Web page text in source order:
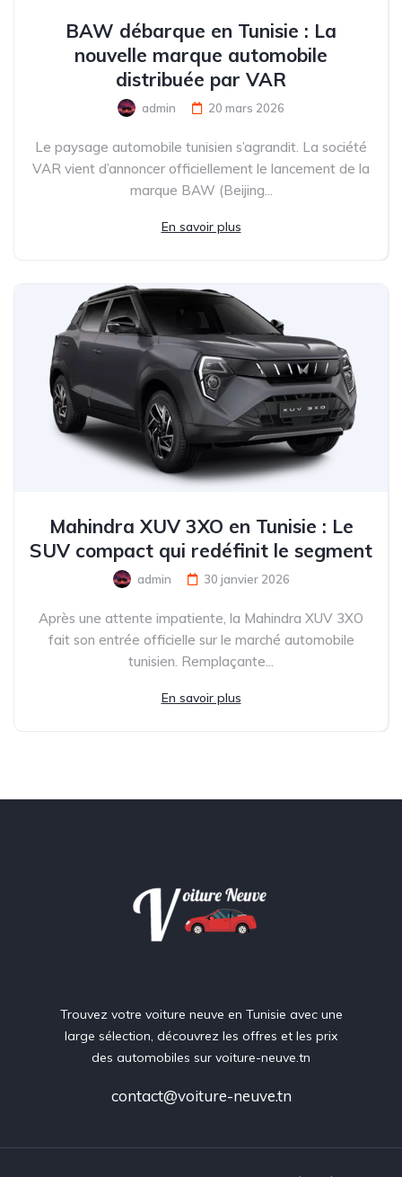
BAW débarque en Tunisie : La
nouvelle marque automobile
distribuée par VAR
admin 20 mars 2026
Le paysage automobile tunisien s’agrandit. La société
VAR vient d’annoncer officiellement le lancement de la
marque BAW (Beijing...
En savoir plus
Mahindra XUV 3XO en Tunisie : Le
SUV compact qui redéfinit le segment
admin 30 janvier 2026
Après une attente impatiente, la Mahindra XUV 3XO
fait son entrée officielle sur le marché automobile
tunisien. Remplaçante...
En savoir plus
Trouvez votre voiture neuve en Tunisie avec une
large sélection, découvrez les offres et les prix
des automobiles sur voiture-neuve.tn
contact@voiture-neuve.tn